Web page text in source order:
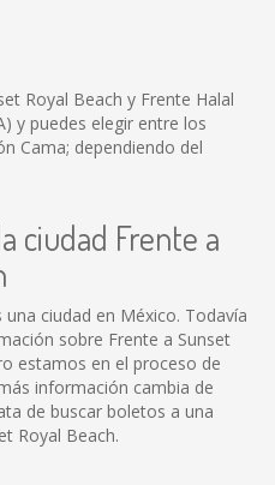
Royal Beach y Frente Halal
y puedes elegir entre los
Cama; dependiendo del
ciudad Frente a
ciudad en México. Todavía
sobre Frente a Sunset
estamos en el proceso de
información cambia de
de buscar boletos a una
Royal Beach.